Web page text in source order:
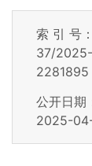
索 引 号：
37/2025-
2281895
公开日期
2025-